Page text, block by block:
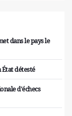
dans le pays le
détesté
d'échecs